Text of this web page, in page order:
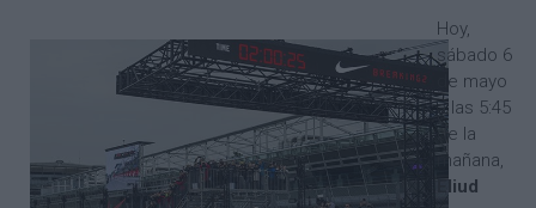
Hoy,
sábado 6
de mayo
a las 5:45
de la
mañana,
Eliud